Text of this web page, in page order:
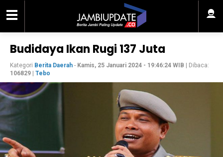
Budidaya Ikan Rugi 137 Juta
Kategori Berita Daerah - Kamis, 25 Januari 2024 - 19:46:24 WIB | Dibaca:
106829
Tebo